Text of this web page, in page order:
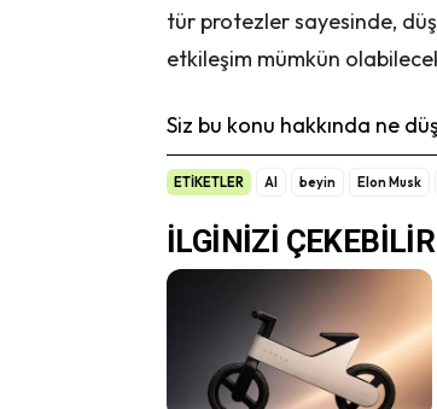
tür protezler sayesinde,
etkileşim mümkün
Siz bu konu hakkında ne
ETİKETLER AI beyin Elon Musk